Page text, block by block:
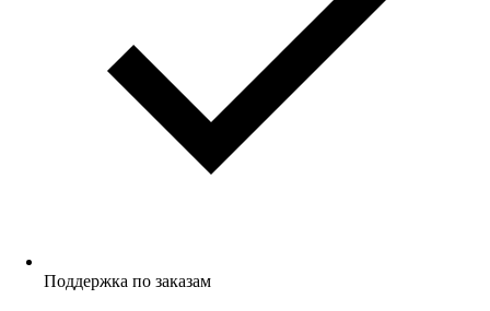
Поддержка по заказам